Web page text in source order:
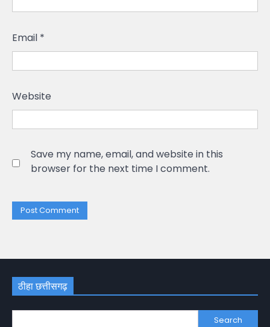
Email *
Website
Save my name, email, and website in this
browser for the next time I comment.
ठीहा छत्तीसगढ़
Search